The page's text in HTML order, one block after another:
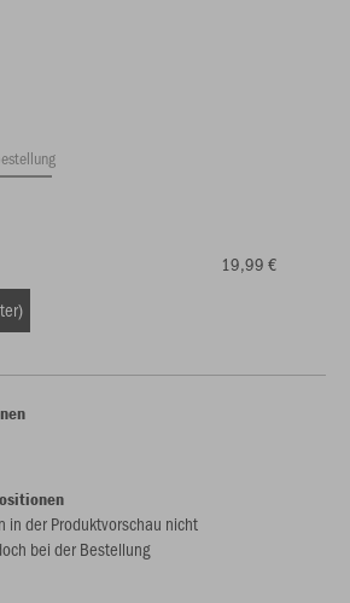
19,99 €
in der Produktvorschau nicht
bei der Bestellung